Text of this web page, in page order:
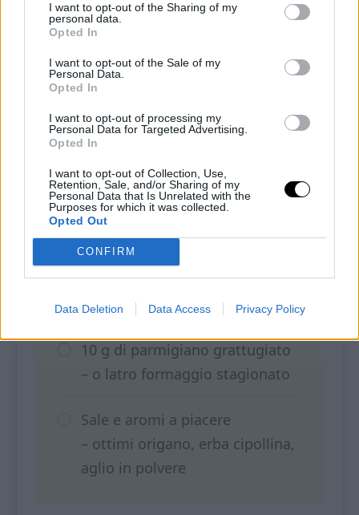
I want to opt-out of the Sharing of my
personal data.
Opted In
I want to opt-out of the Sale of my
Personal Data.
Opted In
I want to opt-out of processing my
Personal Data for Targeted Advertising.
Opted In
I want to opt-out of Collection, Use,
Retention, Sale, and/or Sharing of my
Personal Data that Is Unrelated with the
Purposes for which it was collected.
Opted Out
CONFIRM
Data Deletion Data Access Privacy Policy
Ingredienti
80 ml di albumi
Qualche goccia di succo di
limone
100 g di zucchina grattugiata e
ben strizzata
30 g di affettato di tacchino
sminuzzato
– o quello che preferisci
10 g di parmigiano grattugiato
– o latro formaggio stagionato
Sale e aromi a piacere
– ottimi origano, erba cipollina,
aglio in polvere